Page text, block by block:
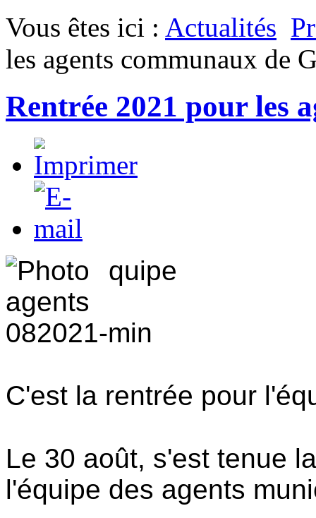
Vous êtes ici : Actualités
les agents communaux de
Rentrée 2021 pour les
C'est la rentrée pour
Le 30 août, s'est tenue
l'équipe des agents